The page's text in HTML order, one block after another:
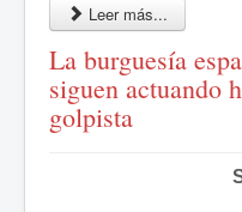
Leer más...
La burguesía
siguen actuando
golpista